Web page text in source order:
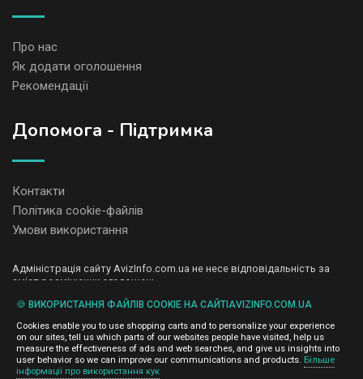
Про нас
Як додати оголошення
Рекомендації
Допомога - Підтримка
Контакти
Політика cookie-файлів
Умови використання
Адміністрація сайту AvizInfo.com.ua не несе відповідальність за
зміст розміщених оголошень.
і не продаємо особисту інформацію зареєстрованих користувачів
AvizInfo.com.ua третім особам. Ми не відповідаємо за правила
конфіденційності сайтів на які посилається AvizInfo.com.ua. На
деяких сторінках нашого сайту представлена реклама Google
Adsense Advertising Network. Щоб дізнатися детальніше про
правила конфіденційності Google
🍪 ВИКОРИСТАННЯ ФАЙЛІВ COOKIE НА САЙТІAVIZINFO.COM.UA
Cookies enable you to use shopping carts and to personalize your experience
on our sites, tell us which parts of our websites people have visited, help us
measure the effectiveness of ads and web searches, and give us insights into
user behavior so we can improve our communications and products. Більше
інформації про використання кук